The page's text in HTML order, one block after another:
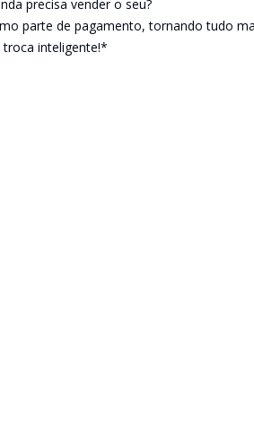
precisa vender o seu?
parte de pagamento, tornando tudo
troca inteligente!*